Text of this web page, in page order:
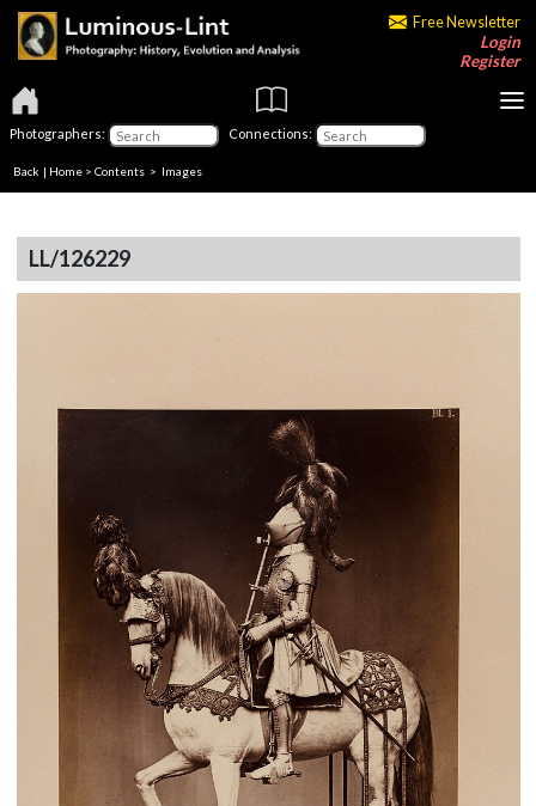
Free Newsletter
Login
Register
Photographers: Connections:
Back | Home > Contents > Images
LL/126229